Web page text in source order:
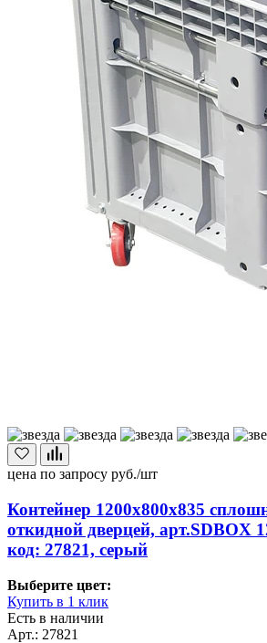
цена по запросу руб./шт
Контейнер 1200х800х835
откидной дверцей, арт.SDBOX
код: 27821, серый
Выберите цвет:
Купить в 1 клик
Есть в наличии
Арт.: 27821